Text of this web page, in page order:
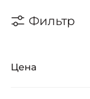
Фильтр
Цена